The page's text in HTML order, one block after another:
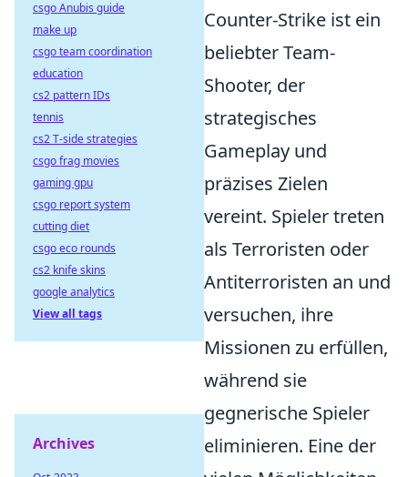
Counter-Strike ist ein
beliebter Team-
Shooter, der
strategisches
Gameplay und
präzises Zielen
vereint. Spieler treten
als Terroristen oder
Antiterroristen an und
versuchen, ihre
Missionen zu erfüllen,
während sie
gegnerische Spieler
eliminieren. Eine der
csgo Anubis guide
make up
csgo team coordination
education
cs2 pattern IDs
tennis
cs2 T-side strategies
csgo frag movies
gaming gpu
csgo report system
cutting diet
csgo eco rounds
cs2 knife skins
google analytics
View all tags
Archives